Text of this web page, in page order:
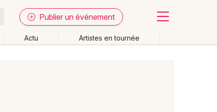
Publier un événement
Actu Artistes en tournée